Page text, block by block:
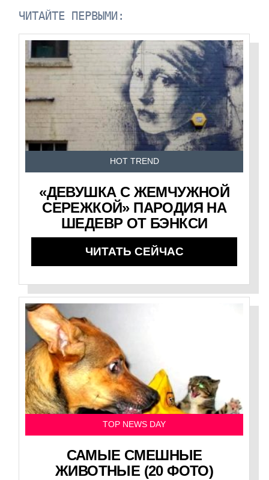
ЧИТАЙТЕ ПЕРВЫМИ:
HOT TREND
«ДЕВУШКА С ЖЕМЧУЖНОЙ
СЕРЕЖКОЙ» ПАРОДИЯ НА
ШЕДЕВР ОТ БЭНКСИ
ЧИТАТЬ СЕЙЧАС
TOP NEWS DAY
САМЫЕ СМЕШНЫЕ
ЖИВОТНЫЕ (20 ФОТО)